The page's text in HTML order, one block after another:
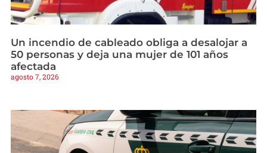
Un incendio de cableado obliga a desalojar a
50 personas y deja una mujer de 101 años
afectada
agosto 7, 2026